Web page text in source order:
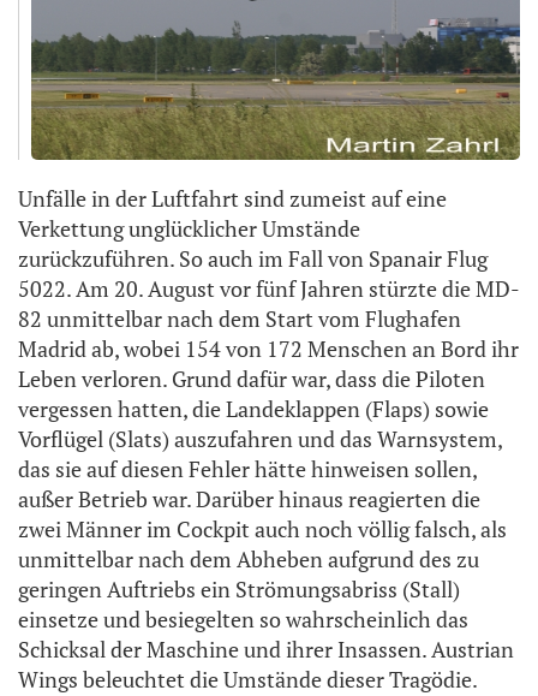
Unfälle in der Luftfahrt sind zumeist auf eine
Verkettung unglücklicher Umstände
zurückzuführen. So auch im Fall von Spanair Flug
5022. Am 20. August vor fünf Jahren stürzte die MD-
82 unmittelbar nach dem Start vom Flughafen
Madrid ab, wobei 154 von 172 Menschen an Bord ihr
Leben verloren. Grund dafür war, dass die Piloten
vergessen hatten, die Landeklappen (Flaps) sowie
Vorflügel (Slats) auszufahren und das Warnsystem,
das sie auf diesen Fehler hätte hinweisen sollen,
außer Betrieb war. Darüber hinaus reagierten die
zwei Männer im Cockpit auch noch völlig falsch, als
unmittelbar nach dem Abheben aufgrund des zu
geringen Auftriebs ein Strömungsabriss (Stall)
einsetze und besiegelten so wahrscheinlich das
Schicksal der Maschine und ihrer Insassen. Austrian
Wings beleuchtet die Umstände dieser Tragödie.